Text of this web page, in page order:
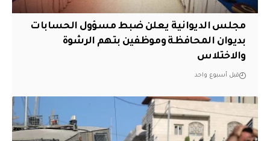
مجلس الديوانية يعلن ضبط مسؤول الحسابات
بديوان المحافظة وموظفين بتهم الرشوة
والاختلاس
قبل أسبوع واحد